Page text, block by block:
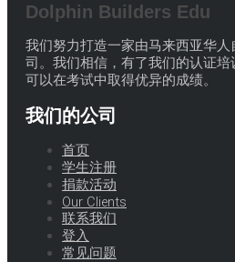
Dolphin Builders Edu
我们努力打造一家由马来西亚华
司。我们相信，有了我们的认证
可以在考试中取得优异的成绩。
我们的公司
首页
学生注册
捐款活动
Our Clients
联系我们
登入
常见问题